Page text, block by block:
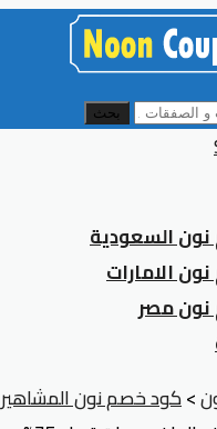
بحث
السعودية
الامارات
مصر
>كود خصم نون المشاهير